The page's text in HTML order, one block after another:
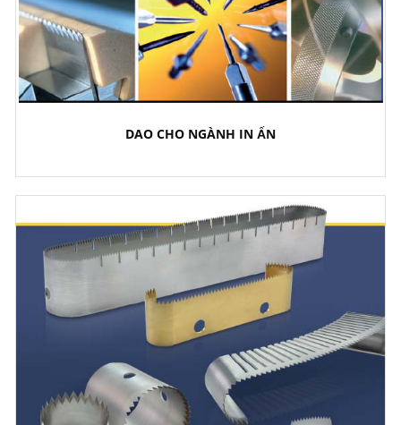
DAO CHO NGÀNH IN ẤN